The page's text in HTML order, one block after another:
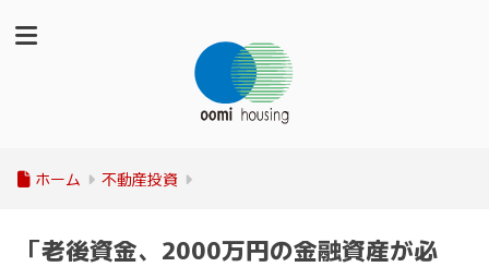
ホーム 不動産投資
「老後資金、2000万円の金融資産が必